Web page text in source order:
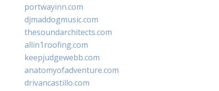
portwayinn.com
djmaddogmusic.com
thesoundarchitects.com
allin1roofing.com
keepjudgewebb.com
anatomyofadventure.com
drivancastillo.com